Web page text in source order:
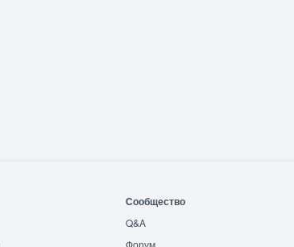
Сообщество
Q&A